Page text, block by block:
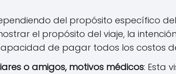
del propósito específico
el propósito del viaje, la
de pagar todos los costos
o amigos, motivos médicos: Esta